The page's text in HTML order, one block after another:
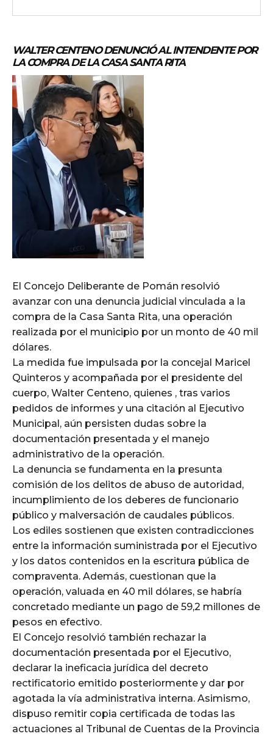
WALTER CENTENO DENUNCIÓ AL INTENDENTE POR
LA COMPRA DE LA CASA SANTA RITA
El Concejo Deliberante de Pomán resolvió
avanzar con una denuncia judicial vinculada a la
compra de la Casa Santa Rita, una operación
realizada por el municipio por un monto de 40 mil
dólares.
La medida fue impulsada por la concejal Maricel
Quinteros y acompañada por el presidente del
cuerpo, Walter Centeno, quienes , tras varios
pedidos de informes y una citación al Ejecutivo
Municipal, aún persisten dudas sobre la
documentación presentada y el manejo
administrativo de la operación.
La denuncia se fundamenta en la presunta
comisión de los delitos de abuso de autoridad,
incumplimiento de los deberes de funcionario
público y malversación de caudales públicos.
Los ediles sostienen que existen contradicciones
entre la información suministrada por el Ejecutivo
y los datos contenidos en la escritura pública de
compraventa. Además, cuestionan que la
operación, valuada en 40 mil dólares, se habría
concretado mediante un pago de 59,2 millones de
pesos en efectivo.
El Concejo resolvió también rechazar la
documentación presentada por el Ejecutivo,
declarar la ineficacia jurídica del decreto
rectificatorio emitido posteriormente y dar por
agotada la vía administrativa interna. Asimismo,
dispuso remitir copia certificada de todas las
actuaciones al Tribunal de Cuentas de la Provincia